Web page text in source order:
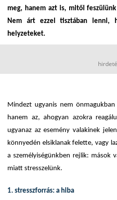
meg, hanem azt is, mitől
Nem árt ezzel tisztában lenni,
helyzeteket.
Mindezt ugyanis nem
hanem az, ahogyan azokra
ugyanaz az esemény valakinek
könnyedén elsiklanak felette, vagy
a személyiségünkben rejlik: mások
miatt stresszelünk.
1. stresszforrás: a hiba